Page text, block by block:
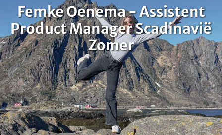
Femke Oenema - Assistent
Product Manager Scadinavië
Zomer